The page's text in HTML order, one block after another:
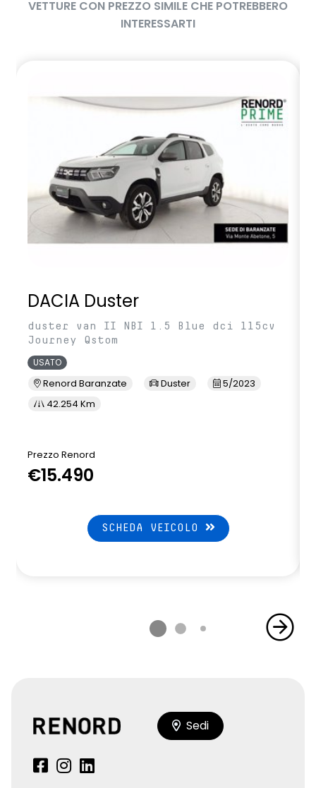
VETTURE CON PREZZO SIMILE CHE POTREBBERO
INTERESSARTI
DACIA Duster
duster van II NBI 1.5 Blue dci 115cv
Journey Qstom
USATO
Renord Baranzate Duster
5/2023
42.254 Km
Prezzo Renord
€15.490
SCHEDA VEICOLO
Sedi